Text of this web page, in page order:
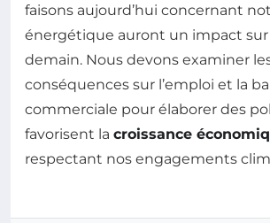
faisons aujourd’hui concernant
énergétique auront un impact sur
demain. Nous devons examiner
conséquences sur l’emploi et la
commerciale pour élaborer des
favorisent la croissance
respectant nos engagements